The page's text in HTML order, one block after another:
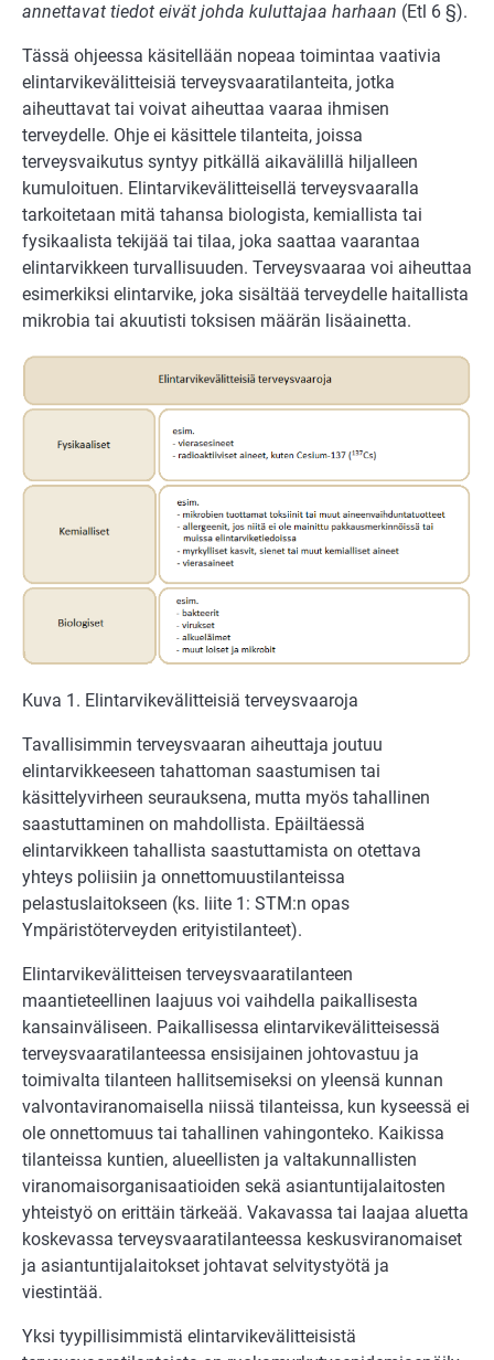
annettavat tiedot eivät johda kuluttajaa harhaan (Etl 6 §).
Tässä ohjeessa käsitellään nopeaa toimintaa vaativia
elintarvikevälitteisiä terveysvaaratilanteita, jotka
aiheuttavat tai voivat aiheuttaa vaaraa ihmisen
terveydelle. Ohje ei käsittele tilanteita, joissa
terveysvaikutus syntyy pitkällä aikavälillä hiljalleen
kumuloituen. Elintarvikevälitteisellä terveysvaaralla
tarkoitetaan mitä tahansa biologista, kemiallista tai
fysikaalista tekijää tai tilaa, joka saattaa vaarantaa
elintarvikkeen turvallisuuden. Terveysvaaraa voi aiheuttaa
esimerkiksi elintarvike, joka sisältää terveydelle haitallista
mikrobia tai akuutisti toksisen määrän lisäainetta.
Kuva 1. Elintarvikevälitteisiä terveysvaaroja
Tavallisimmin terveysvaaran aiheuttaja joutuu
elintarvikkeeseen tahattoman saastumisen tai
käsittelyvirheen seurauksena, mutta myös tahallinen
saastuttaminen on mahdollista. Epäiltäessä
elintarvikkeen tahallista saastuttamista on otettava
yhteys poliisiin ja onnettomuustilanteissa
pelastuslaitokseen (ks. liite 1: STM:n opas
Ympäristöterveyden erityistilanteet).
Elintarvikevälitteisen terveysvaaratilanteen
maantieteellinen laajuus voi vaihdella paikallisesta
kansainväliseen. Paikallisessa elintarvikevälitteisessä
terveysvaaratilanteessa ensisijainen johtovastuu ja
toimivalta tilanteen hallitsemiseksi on yleensä kunnan
valvontaviranomaisella niissä tilanteissa, kun kyseessä ei
ole onnettomuus tai tahallinen vahingonteko. Kaikissa
tilanteissa kuntien, alueellisten ja valtakunnallisten
viranomaisorganisaatioiden sekä asiantuntijalaitosten
yhteistyö on erittäin tärkeää. Vakavassa tai laajaa aluetta
koskevassa terveysvaaratilanteessa keskusviranomaiset
ja asiantuntijalaitokset johtavat selvitystyötä ja
viestintää.
Yksi tyypillisimmistä elintarvikevälitteisistä